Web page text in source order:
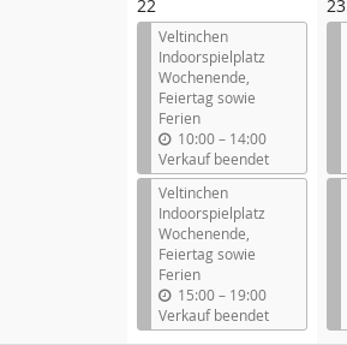
22
Veltinchen
Indoorspielplatz
Wochenende,
Feiertag sowie
Ferien
10:00–b
i
s
14:00
Verkauf beendet
Veltinchen
Indoorspielplatz
Wochenende,
Feiertag sowie
Ferien
15:00–b
i
s
19:00
Verkauf beendet
23